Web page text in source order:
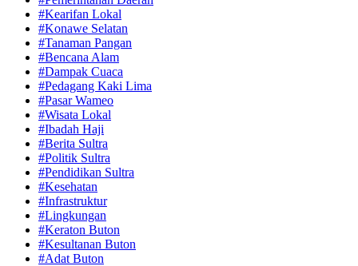
#Kearifan Lokal
#Konawe Selatan
#Tanaman Pangan
#Bencana Alam
#Dampak Cuaca
#Pedagang Kaki Lima
#Pasar Wameo
#Wisata Lokal
#Ibadah Haji
#Berita Sultra
#Politik Sultra
#Pendidikan Sultra
#Kesehatan
#Infrastruktur
#Lingkungan
#Keraton Buton
#Kesultanan Buton
#Adat Buton